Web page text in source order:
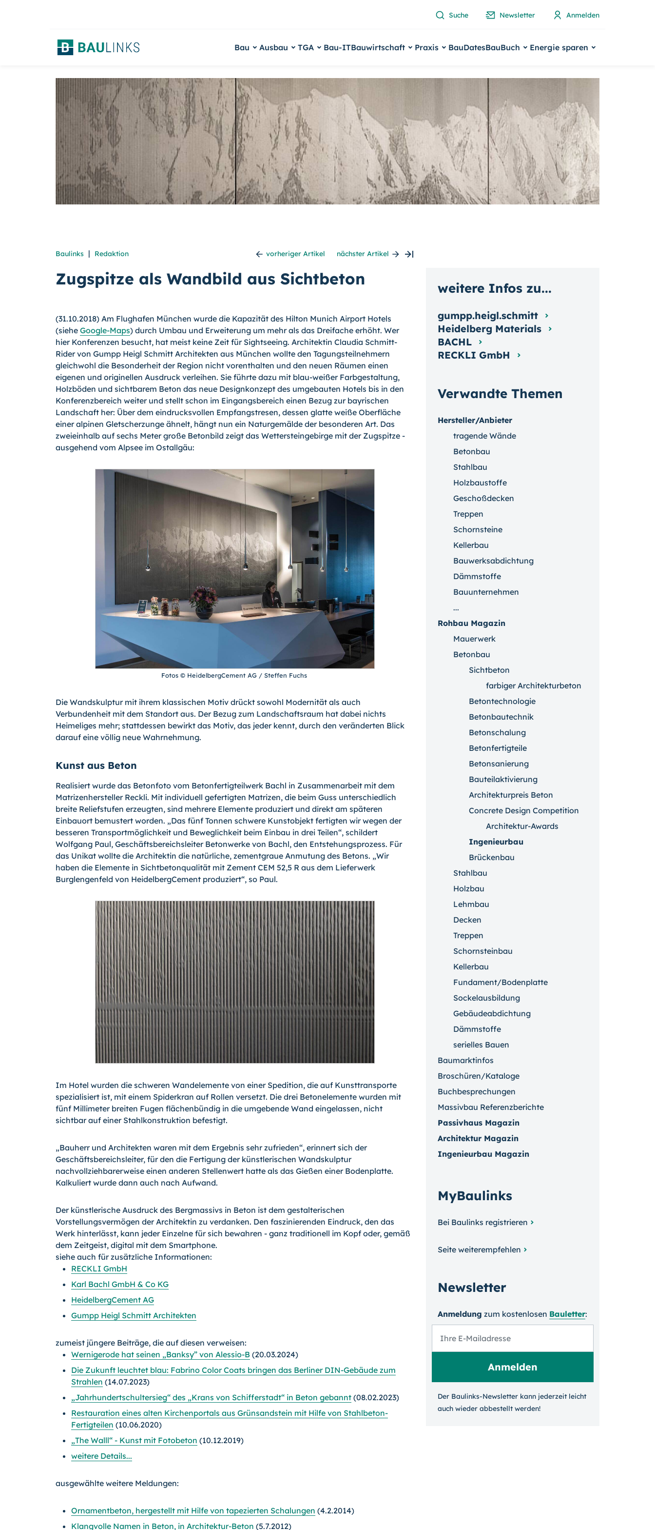
Suche Newsletter Anmelden
Bau Ausbau TGA Bau-ITBauwirtschaft Praxis BauDatesBauBuch Energie sparen
Baulinks | Redaktion vorheriger Artikel nächster Artikel
Zugspitze als Wandbild aus Sichtbeton
(31.10.2018) Am Flughafen München wurde die Kapazität des Hilton Munich Airport Hotels
(siehe Google-Maps) durch Umbau und Erweiterung um mehr als das Dreifache erhöht. Wer
hier Konferenzen besucht, hat meist keine Zeit für Sightseeing. Architektin Claudia Schmitt-
Rider von Gumpp Heigl Schmitt Architekten aus München wollte den Tagungsteilnehmern
gleichwohl die Besonderheit der Region nicht vorenthalten und den neuen Räumen einen
eigenen und originellen Ausdruck verleihen. Sie führte dazu mit blau-weißer Farbgestaltung,
Holzböden und sichtbarem Beton das neue Designkonzept des umgebauten Hotels bis in den
Konferenzbereich weiter und stellt schon im Eingangsbereich einen Bezug zur bayrischen
Landschaft her: Über dem eindrucksvollen Empfangstresen, dessen glatte weiße Oberfläche
einer alpinen Gletscherzunge ähnelt, hängt nun ein Naturgemälde der besonderen Art. Das
zweieinhalb auf sechs Meter große Betonbild zeigt das Wettersteingebirge mit der Zugspitze -
ausgehend vom Alpsee im Ostallgäu:
Fotos © HeidelbergCement AG / Steffen Fuchs
Die Wandskulptur mit ihrem klassischen Motiv drückt sowohl Modernität als auch
Verbundenheit mit dem Standort aus. Der Bezug zum Landschaftsraum hat dabei nichts
Heimeliges mehr; stattdessen bewirkt das Motiv, das jeder kennt, durch den veränderten Blick
darauf eine völlig neue Wahrnehmung.
Kunst aus Beton
Realisiert wurde das Betonfoto vom Betonfertigteilwerk Bachl in Zusammenarbeit mit dem
Matrizenhersteller Reckli. Mit individuell gefertigten Matrizen, die beim Guss unterschiedlich
breite Reliefstufen erzeugten, sind mehrere Elemente produziert und direkt am späteren
Einbauort bemustert worden. „Das fünf Tonnen schwere Kunstobjekt fertigten wir wegen der
besseren Transportmöglichkeit und Beweglichkeit beim Einbau in drei Teilen“, schildert
Wolfgang Paul, Geschäftsbereichsleiter Betonwerke von Bachl, den Entstehungsprozess. Für
das Unikat wollte die Architektin die natürliche, zementgraue Anmutung des Betons. „Wir
haben die Elemente in Sichtbetonqualität mit Zement CEM 52,5 R aus dem Lieferwerk
Burglengenfeld von HeidelbergCement produziert“, so Paul.
Im Hotel wurden die schweren Wandelemente von einer Spedition, die auf Kunsttransporte
spezialisiert ist, mit einem Spiderkran auf Rollen versetzt. Die drei Betonelemente wurden mit
fünf Millimeter breiten Fugen flächenbündig in die umgebende Wand eingelassen, nicht
sichtbar auf einer Stahlkonstruktion befestigt.
„Bauherr und Architekten waren mit dem Ergebnis sehr zufrieden“, erinnert sich der
Geschäftsbereichsleiter, für den die Fertigung der künstlerischen Wandskulptur
nachvollziehbarerweise einen anderen Stellenwert hatte als das Gießen einer Bodenplatte.
Kalkuliert wurde dann auch nach Aufwand.
Der künstlerische Ausdruck des Bergmassivs in Beton ist dem gestalterischen
Vorstellungsvermögen der Architektin zu verdanken. Den faszinierenden Eindruck, den das
Werk hinterlässt, kann jeder Einzelne für sich bewahren - ganz traditionell im Kopf oder, gemäß
dem Zeitgeist, digital mit dem Smartphone.
siehe auch für zusätzliche Informationen:
RECKLI GmbH
Karl Bachl GmbH & Co KG
HeidelbergCement AG
Gumpp Heigl Schmitt Architekten
zumeist jüngere Beiträge, die auf diesen verweisen:
Wernigerode hat seinen „Banksy” von Alessio-B (20.03.2024)
Die Zukunft leuchtet blau: Fabrino Color Coats bringen das Berliner DIN-Gebäude zum
Strahlen (14.07.2023)
„Jahrhundertschultersieg“ des „Krans von Schifferstadt“ in Beton gebannt (08.02.2023)
Restauration eines alten Kirchenportals aus Grünsandstein mit Hilfe von Stahlbeton-
Fertigteilen (10.06.2020)
„The Walll“ - Kunst mit Fotobeton (10.12.2019)
weitere Details...
ausgewählte weitere Meldungen:
Ornamentbeton, hergestellt mit Hilfe von tapezierten Schalungen (4.2.2014)
Klangvolle Namen in Beton, in Architektur-Beton (5.7.2012)
Verwandte Themen
Hersteller/Anbieter
tragende Wände
Betonbau
Stahlbau
Holzbaustoffe
Geschoßdecken
Treppen
Schornsteine
Kellerbau
Bauwerksabdichtung
Dämmstoffe
Bauunternehmen
...
Rohbau Magazin
Mauerwerk
Betonbau
Sichtbeton
farbiger Architekturbeton
Betontechnologie
Betonbautechnik
Betonschalung
Betonfertigteile
Betonsanierung
Bauteilaktivierung
Architekturpreis Beton
Concrete Design Competition
Architektur-Awards
Ingenieurbau
Brückenbau
Stahlbau
Holzbau
Lehmbau
Decken
Treppen
Schornsteinbau
Kellerbau
Fundament/Bodenplatte
Sockelausbildung
Gebäudeabdichtung
Dämmstoffe
serielles Bauen
Baumarktinfos
Broschüren/Kataloge
Buchbesprechungen
Massivbau Referenzberichte
Passivhaus Magazin
Architektur Magazin
Ingenieurbau Magazin
MyBaulinks
Bei Baulinks registrieren
Seite weiterempfehlen
Newsletter
Anmeldung zum kosten­losen Bauletter:
Der Baulinks-Newsletter kann jeder­zeit leicht
auch wieder ab­bestellt werden!
weitere Infos zu...
gumpp.heigl.schmitt
Heidelberg Materials
BACHL
RECKLI GmbH